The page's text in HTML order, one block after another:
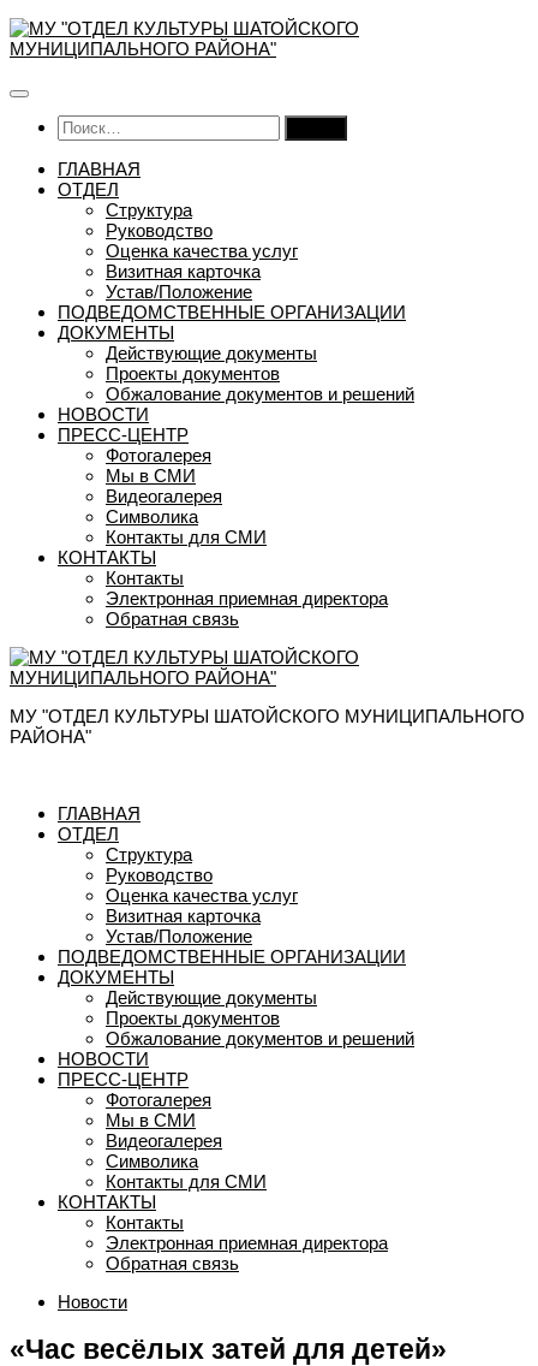
Перейти
к
Найти:
ГЛАВНАЯ
ОТДЕЛ
Структура
Руководство
Оценка качества услуг
Визитная карточка
Устав/Положение
ПОДВЕДОМСТВЕННЫЕ ОРГАНИЗАЦИИ
ДОКУМЕНТЫ
Действующие документы
Проекты документов
Обжалование документов и решений
НОВОСТИ
ПРЕСС-ЦЕНТР
Фотогалерея
Мы в СМИ
Видеогалерея
Символика
Контакты для СМИ
КОНТАКТЫ
Контакты
Электронная приемная директора
Обратная связь
МУ "ОТДЕЛ КУЛЬТУРЫ ШАТОЙСКОГО МУНИЦИПАЛЬНОГО
РАЙОНА"
ГЛАВНАЯ
ОТДЕЛ
Структура
Руководство
Оценка качества услуг
Визитная карточка
Устав/Положение
ПОДВЕДОМСТВЕННЫЕ ОРГАНИЗАЦИИ
ДОКУМЕНТЫ
Действующие документы
Проекты документов
Обжалование документов и решений
НОВОСТИ
ПРЕСС-ЦЕНТР
Фотогалерея
Мы в СМИ
Видеогалерея
Символика
Контакты для СМИ
КОНТАКТЫ
Контакты
Электронная приемная директора
Обратная связь
Новости
«Час весёлых затей для детей»